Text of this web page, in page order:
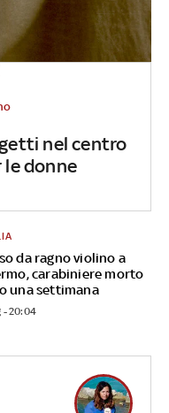
nel centro
le donne
da ragno violino a
carabiniere morto
una settimana
- 20:04